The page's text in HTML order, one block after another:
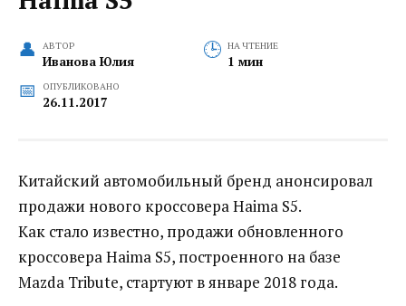
АВТОР
Иванова Юлия
НА ЧТЕНИЕ
1 мин
ОПУБЛИКОВАНО
26.11.2017
Китайский автомобильный бренд анонсировал
продажи нового кроссовера Haima S5.
Как стало известно, продажи обновленного
кроссовера Haima S5, построенного на базе
Mazda Tribute, стартуют в январе 2018 года.